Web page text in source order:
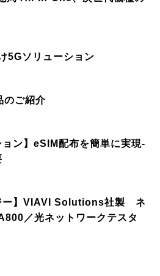
5Gソリューション
のご紹介
ョン】eSIM配布を簡単に実現-
ー】VIAVI Solutions社製 ネ
／光ネットワークテスタ